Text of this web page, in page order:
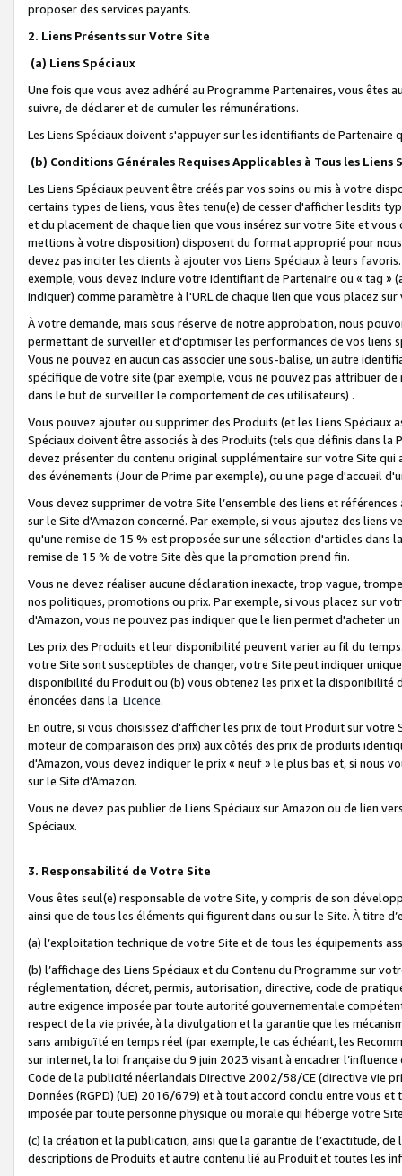
proposer des services payants.
2. Liens Présents sur Votre Site
(a) Liens Spéciaux
Une fois que vous avez adhéré au Programme Partenaires, vous êtes
suivre, de déclarer et de cumuler les rémunérations.
Les Liens Spéciaux doivent s'appuyer sur les identifiants de Partenaire
(b) Conditions Générales Requises Applicables à Tous les Liens
Les Liens Spéciaux peuvent être créés par vos soins ou mis à votre
certains types de liens, vous êtes tenu(e) de cesser d'afficher lesdits
et du placement de chaque lien que vous insérez sur votre Site et
mettions à votre disposition) disposent du format approprié pour
devez pas inciter les clients à ajouter vos Liens Spéciaux à leurs
exemple, vous devez inclure votre identifiant de Partenaire ou « tag
indiquer) comme paramètre à l'URL de chaque lien que vous placez
À votre demande, mais sous réserve de notre approbation, nous
permettant de surveiller et d'optimiser les performances de vos liens
Vous ne pouvez en aucun cas associer une sous-balise, un autre
spécifique de votre site (par exemple, vous ne pouvez pas attribuer
dans le but de surveiller le comportement de ces utilisateurs) .
Vous pouvez ajouter ou supprimer des Produits (et les Liens
Spéciaux doivent être associés à des Produits (tels que définis dans
devez présenter du contenu original supplémentaire sur votre Site qui
des événements (Jour de Prime par exemple), ou une page d'accueil
Vous devez supprimer de votre Site l’ensemble des liens et
sur le Site d'Amazon concerné. Par exemple, si vous ajoutez des
qu'une remise de 15 % est proposée sur une sélection d'articles
remise de 15 % de votre Site dès que la promotion prend fin.
Vous ne devez réaliser aucune déclaration inexacte, trop vague,
nos politiques, promotions ou prix. Par exemple, si vous placez sur
d'Amazon, vous ne pouvez pas indiquer que le lien permet d'acheter
Les prix des Produits et leur disponibilité peuvent varier au fil du
votre Site sont susceptibles de changer, votre Site peut indiquer
disponibilité du Produit ou (b) vous obtenez les prix et la disponibilité
énoncées dans la Licence.
En outre, si vous choisissez d'afficher les prix de tout Produit sur
moteur de comparaison des prix) aux côtés des prix de produits
d'Amazon, vous devez indiquer le prix « neuf » le plus bas et, si nous
sur le Site d'Amazon.
Vous ne devez pas publier de Liens Spéciaux sur Amazon ou de lien
Spéciaux.
3. Responsabilité de Votre Site
Vous êtes seul(e) responsable de votre Site, y compris de son
ainsi que de tous les éléments qui figurent dans ou sur le Site. À titre
(a) l’exploitation technique de votre Site et de tous les équipements
(b) l’affichage des Liens Spéciaux et du Contenu du Programme sur
réglementation, décret, permis, autorisation, directive, code de
autre exigence imposée par toute autorité gouvernementale
respect de la vie privée, à la divulgation et la garantie que les
sans ambiguïté en temps réel (par exemple, le cas échéant, les
sur internet, la loi française du 9 juin 2023 visant à encadrer
Code de la publicité néerlandais Directive 2002/58/CE (directive vie
Données (RGPD) (UE) 2016/679) et à tout accord conclu entre vous
imposée par toute personne physique ou morale qui héberge votre
(c) la création et la publication, ainsi que la garantie de l’exactitude,
descriptions de Produits et autre contenu lié au Produit et toutes les